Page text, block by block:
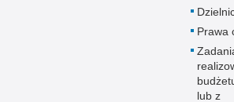
Prawa
lub z